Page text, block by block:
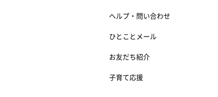
ヘルプ・問い合わせ
ひとことメール
お友だち紹介
子育て応援